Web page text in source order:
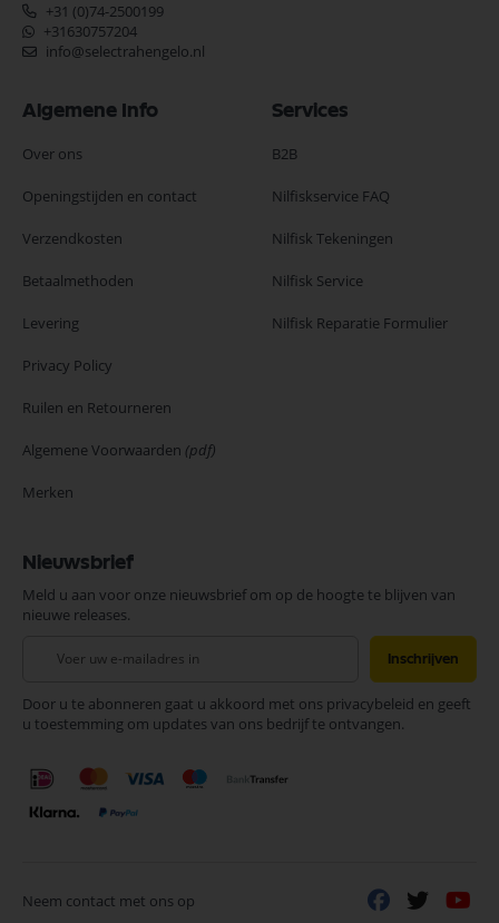
+31 (0)74-2500199
+31630757204
info@selectrahengelo.nl
Algemene Info
Over ons
Openingstijden en contact
Verzendkosten
Betaalmethoden
Levering
Privacy Policy
Ruilen en Retourneren
Algemene Voorwaarden (pdf)
Merken
Services
B2B
Nilfiskservice FAQ
Nilfisk Tekeningen
Nilfisk Service
Nilfisk Reparatie Formulier
Nieuwsbrief
Meld u aan voor onze nieuwsbrief om op de hoogte te blijven van
nieuwe releases.
onze
nieuwsbrief
Inschrijven
Door u te abonneren gaat u akkoord met ons privacybeleid en geeft
u toestemming om updates van ons bedrijf te ontvangen.
Neem contact met ons op